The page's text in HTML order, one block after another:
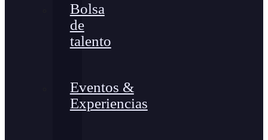
Bolsa
de
talento
Eventos &
Experiencias